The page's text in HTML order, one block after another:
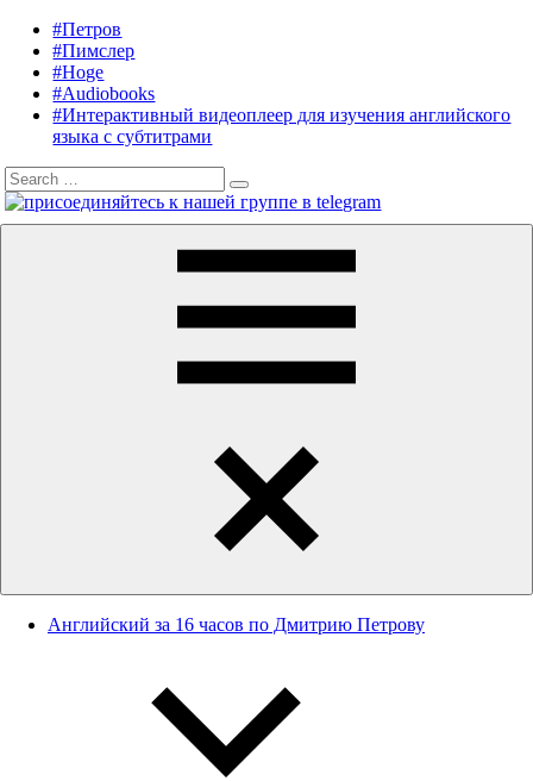
content
Listening
English
Audiobooks
English,
Petrov
English
#Петров
#Пимслер
#Hoge
#Audiobooks
#Интерактивный видеоплеер для изучения английского
языка с субтитрами
Search
for:
Search
Английский за 16 часов по Дмитрию Петрову